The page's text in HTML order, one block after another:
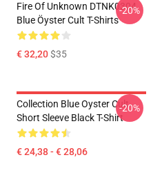
Fire Of Unknown DTNK0304
Blue Öyster Cult T-Shirts
€ 32,20$35
-20%
Collection Blue Oyster Cult
Short Sleeve Black T-Shirt
€ 24,38 - € 28,06
-20%